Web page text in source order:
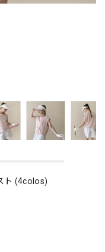
ト (4colos)